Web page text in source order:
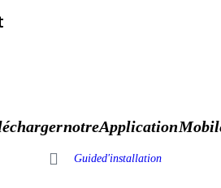
notre Application
Guide d'installation